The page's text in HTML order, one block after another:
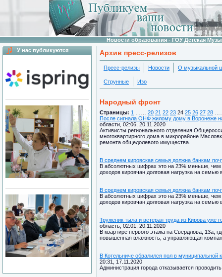
Новости образования - ГОУ Детская
У нас публикуются
Архив пресс-релизов
Пресс-релизы Новости О музыкальной
Струнные Изо
Народный фронт
Страницы: 1 20 21 22 23 24 25 26 27 28
После сигнала ОНФ жилому дому в Воронеже
области, 02:06, 20.11.2020
Активисты регионального отделения
многоквартирного дома в микрорайоне
ремонта общедолевого имущества.
В среднем кировская семья должна банкам
В абсолютных цифрах это на 23% меньше, чем
доходов кировчан долговая нагрузка на
В среднем кировская семья должна банкам
В абсолютных цифрах это на 23% меньше, чем
доходов кировчан долговая нагрузка на
Труженик тыла и ветеран труда из Кирова уже
область, 02:01, 20.11.2020
В квартире первого этажа на Свердлова, 13а,
повышенная влажность, а управляющая
В Котельниче обвалился пол в муниципальной
20:31, 17.11.2020
Администрация города отказывается